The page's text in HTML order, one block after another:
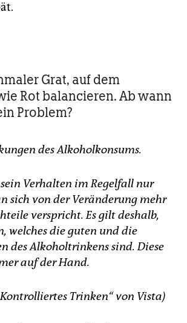
Grat, auf dem
Rot balancieren. Ab wann
Problem?
des Alkoholkonsums.
Verhalten im Regelfall nur
sich von der Veränderung mehr
verspricht. Es gilt deshalb,
welches die guten und die
des Alkoholtrinkens sind. Diese
auf der Hand.
Trinken“ von Vista)